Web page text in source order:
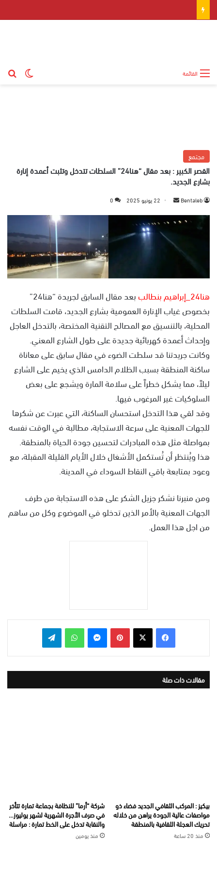
القائمة
مجتمع
القصر الكبير : بعد مقال “هنا24” السلطات تتدخل وتثبت أعمدة إنارة
بشارع الجديد.
Bentaleb
ب
د
ل
ك
ت
ر
ن
ي
ا
22 يونيو 2025 0
هنا24_إبراهيم بنطالب
بعد مقال السابق لجريدة “هنا24”
بخصوص غياب الإنارة العمومية بشارع الجديد، قامت السلطات
المحلية، بالتنسيق مع المصالح التقنية المختصة، بالتدخل العاجل
وإحداث أعمدة كهربائية جديدة على طول الشارع المعني.
وكانت جريدتنا قد سلطت الضوء في مقال سابق على معاناة
ساكنة المنطقة بسبب الظلام الدامس الذي يخيم على الشارع
ليلاً، مما يشكل خطراً على سلامة المارة ويشجع على بعض
السلوكيات غير المرغوب فيها.
وقد لقي هذا التدخل استحسان الساكنة، التي عبرت عن شكرها
للجهات المعنية على سرعة الاستجابة، مطالبة في الوقت نفسه
بمواصلة مثل هذه المبادرات لتحسين جودة الحياة بالمنطقة.
هذا ويُنتظر أن تُستكمل الأشغال خلال الأيام القليلة المقبلة، مع
وعود بمتابعة باقي النقاط السوداء في المدينة.
ومن منبرنا نشكر جزيل الشكر على هذه الاستجابة من طرف
الجهات المعنية بالأمر الذين تدخلو في الموضوع وكل من ساهم
من اجل هذا العمل.
بينتيريست واتساب
مقالات ذات صلة
بيكيز : المركب الثقافي الجديد فضاء ذو
مواصفات عالية الجودة يراهن من خلاله
تحريك العجلة الثقافية بالمنطقة
منذ 20 ساعة
شركة “أرما” للنظافة بجماعة تمارة تتأخر
في صرف الأجرة الشهرية لشهر يوليوز…
والنقابة تدخل على الخط تمارة : مراسلة
منذ يومين